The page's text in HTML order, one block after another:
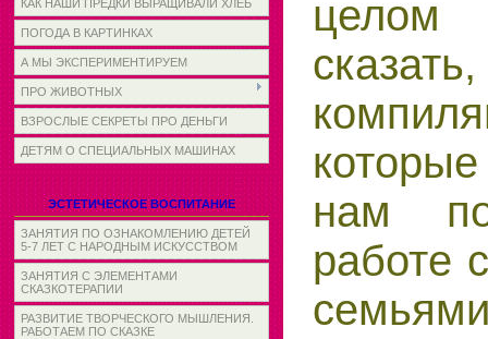
КАК НАШИ ПРЕДКИ ВЫРАЩИВАЛИ ХЛЕБ
ПОГОДА В КАРТИНКАХ
А МЫ ЭКСПЕРИМЕНТИРУЕМ
ПРО ЖИВОТНЫХ
ВЗРОСЛЫЕ СЕКРЕТЫ ПРО ДЕНЬГИ
ДЕТЯМ О СПЕЦИАЛЬНЫХ МАШИНАХ
ЭСТЕТИЧЕСКОЕ ВОСПИТАНИЕ
ЗАНЯТИЯ ПО ОЗНАКОМЛЕНИЮ ДЕТЕЙ
5-7 ЛЕТ С НАРОДНЫМ ИСКУССТВОМ
ЗАНЯТИЯ С ЭЛЕМЕНТАМИ
СКАЗКОТЕРАПИИ
РАЗВИТИЕ ТВОРЧЕСКОГО МЫШЛЕНИЯ.
РАБОТАЕМ ПО СКАЗКЕ
нам
работе